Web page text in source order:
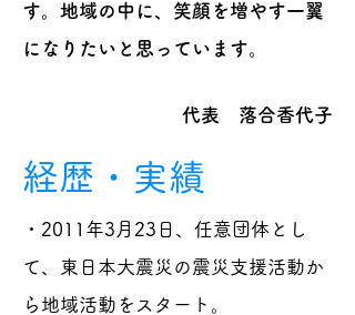
す。地域の中に、笑顔を増やす一翼
になりたいと思っています。
代表 落合香代子
経歴・実績
・2011年3月23日、任意団体とし
て、東日本大震災の震災支援活動か
ら地域活動をスタート。